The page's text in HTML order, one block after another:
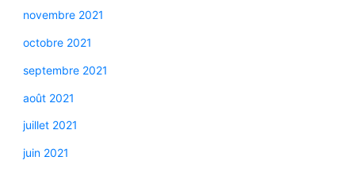
novembre 2021
octobre 2021
septembre 2021
août 2021
juillet 2021
juin 2021